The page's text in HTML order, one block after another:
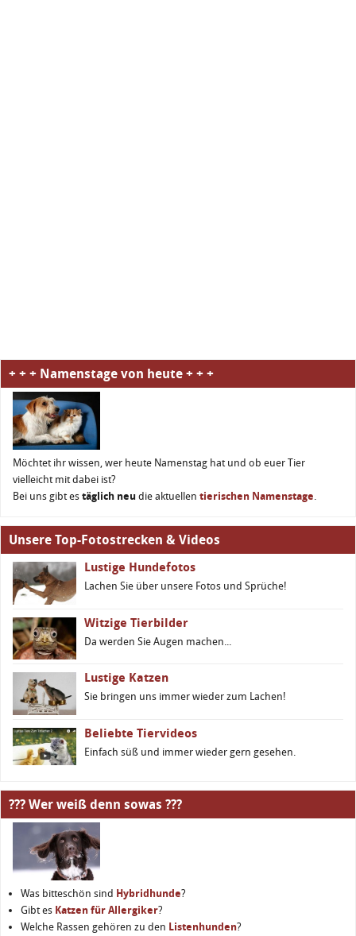
+ + + Namenstage von heute + + +
Möchtet ihr wissen, wer heute Namenstag hat und ob euer Tier
vielleicht mit dabei ist?
Bei uns gibt es täglich neu die aktuellen tierischen Namenstage.
Unsere Top-Fotostrecken & Videos
Lustige Hundefotos
Lachen Sie über unsere Fotos und Sprüche!
Witzige Tierbilder
Da werden Sie Augen machen...
Lustige Katzen
Sie bringen uns immer wieder zum Lachen!
Beliebte Tiervideos
Einfach süß und immer wieder gern gesehen.
??? Wer weiß denn sowas ???
Was bitteschön sind Hybridhunde?
Gibt es Katzen für Allergiker?
Welche Rassen gehören zu den Listenhunden?